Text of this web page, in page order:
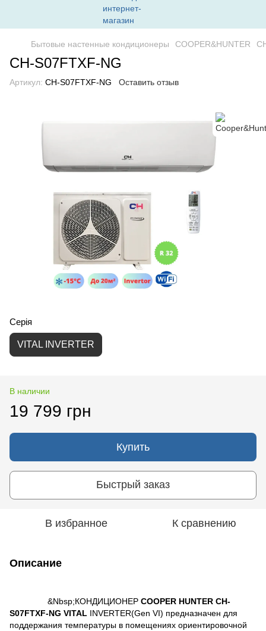
Бытовые настенные кондиционеры COOPER&HUNTER
CH-S07FTXF-NG
Артикул: CH-S07FTXF-NG Оставить отзыв
Серія
VITAL INVERTER
В наличии
19 799 грн
Купить
Быстрый заказ
В избранное К сравнению
Описание
&Nbsp;КОНДИЦИОНЕР COOPER HUNTER CH-
S07FTXF-NG VITAL INVERTER(Gen VI) предназначен для
поддержания температуры в помещениях ориентировочной